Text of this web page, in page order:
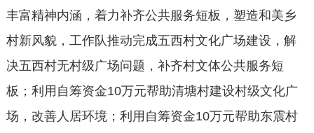
丰富精神内涵，着力补齐公共服务短板，塑造和美乡
村新风貌，工作队推动完成五西村文化广场建设，解
决五西村无村级广场问题，补齐村文体公共服务短
板；利用自筹资金10万元帮助清塘村建设村级文化广
场，改善人居环境；利用自筹资金10万元帮助东震村